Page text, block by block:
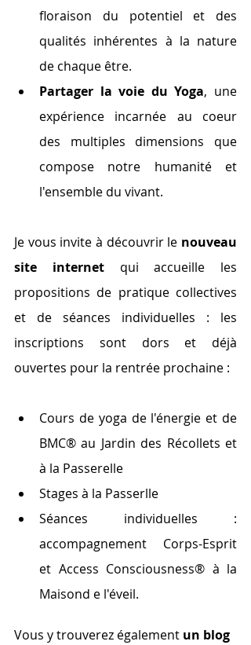
floraison du potentiel et des
qualités inhérentes à la nature
de chaque être.
Partager la voie du Yoga, une
expérience incarnée au coeur
des multiples dimensions que
compose notre humanité et
l'ensemble du vivant.
Je vous invite à découvrir le nouveau
site internet qui accueille les
propositions de pratique collectives
et de séances individuelles : les
inscriptions sont dors et déjà
ouvertes pour la rentrée prochaine :
Cours de yoga de l'énergie et de
BMC® au Jardin des Récollets et
à la Passerelle
Stages à la Passerlle
Séances individuelles :
accompagnement Corps-Esprit
et Access Consciousness® à la
Maisond e l'éveil.
Vous y trouverez également un blog